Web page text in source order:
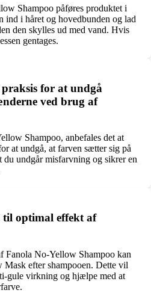
Shampoo påføres produktet i
ind i håret og hovedbunden og lad
den skylles ud med vand. Hvis
gentages.
for at undgå
ved brug af
Shampoo, anbefales det at
at undgå, at farven sætter sig på
du undgår misfarvning og sikrer en
til optimal effekt af
Fanola No-Yellow Shampoo kan
efter shampooen. Dette vil
gule virkning og hjælpe med at